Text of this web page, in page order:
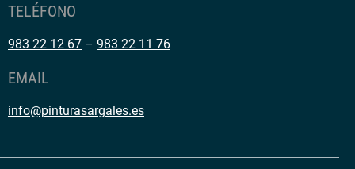
TELÉFONO
983 22 12 67 – 983 22 11 76
EMAIL
info@pinturasargales.es